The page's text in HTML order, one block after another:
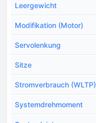
Leergewicht
Modifikation (Motor)
Servolenkung
Sitze
Stromverbrauch (WLTP)
Systemdrehmoment